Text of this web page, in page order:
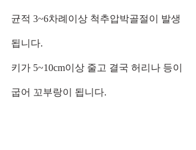
균적 3~6차례이상 척추압박골절이 발생
됩니다.
키가 5~10cm이상 줄고 결국 허리나 등이
굽어 꼬부랑이 됩니다.